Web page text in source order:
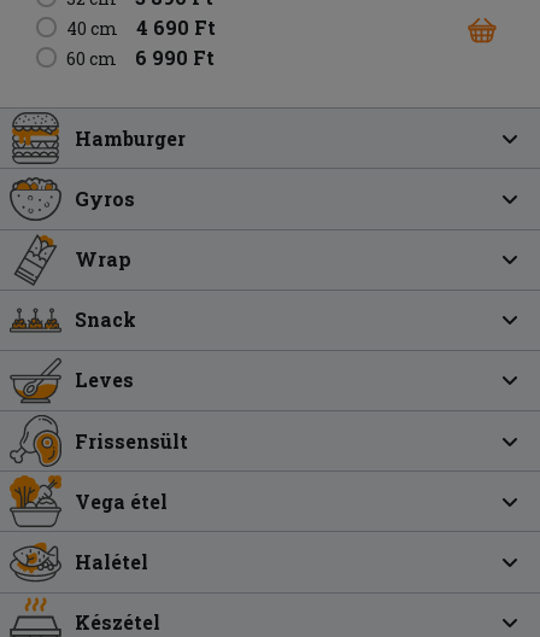
40 cm 4 690 Ft
60 cm 6 990 Ft
Hamburger
Gyros
Wrap
Snack
Leves
Frissensült
Vega étel
Halétel
Készétel